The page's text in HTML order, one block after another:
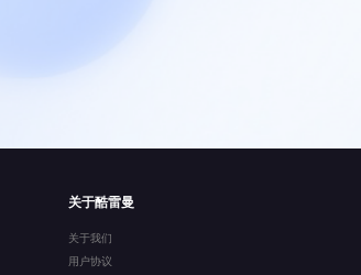
关于酷雷曼
关于我们
用户协议